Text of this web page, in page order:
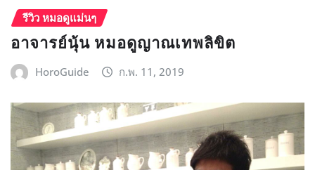
รีวิว หมอดูแม่นๆ
อาจารย์นุ้น หมอดูญาณเทพลิขิต
HoroGuide ก.พ. 11, 2019